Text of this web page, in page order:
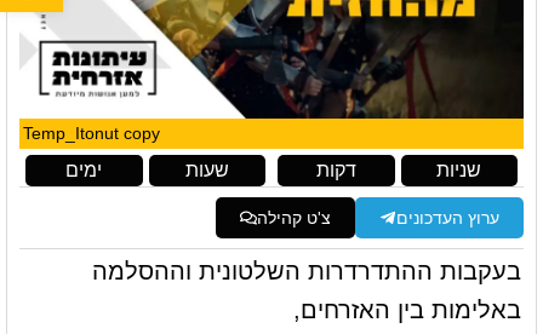
Temp_Itonut copy
ימים שעות דקות שניות
ערוץ העדכונים צ'ט קהילה
בעקבות ההתדרדרות השלטונית וההסלמה
באלימות בין האזרחים,